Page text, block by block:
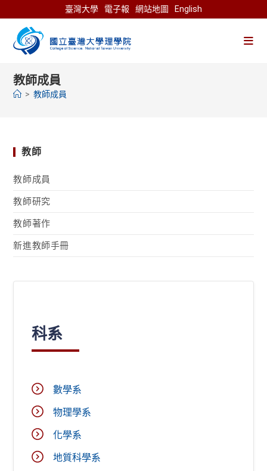
to
content
臺灣大學 電子報 網站地圖 English
教師成員
> 教師成員
教師
教師成員
教師研究
教師著作
新進教師手冊
科系
數學系
物理學系
化學系
地質科學系